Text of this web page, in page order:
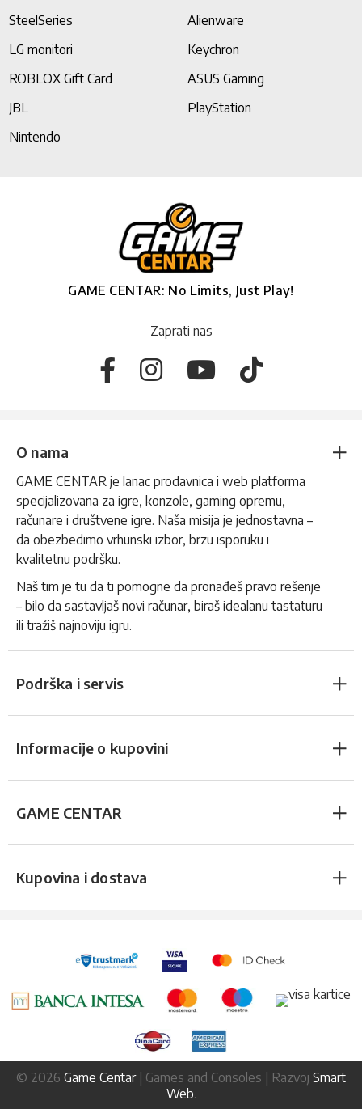
SteelSeries
Alienware
LG monitori
Keychron
ROBLOX Gift Card
ASUS Gaming
JBL
PlayStation
Nintendo
GAME CENTAR: No Limits, Just Play!
Zaprati nas
O nama
GAME CENTAR je lanac prodavnica i web platforma
specijalizovana za igre, konzole, gaming opremu,
računare i društvene igre. Naša misija je jednostavna –
da obezbedimo vrhunski izbor, brzu isporuku i
kvalitetnu podršku.
Naš tim je tu da ti pomogne da pronađeš pravo rešenje
– bilo da sastavljaš novi računar, biraš idealanu tastaturu
ili tražiš najnoviju igru.
Podrška i servis
Informacije o kupovini
GAME CENTAR
Kupovina i dostava
© 2026 Game Centar| Games and Consoles | Razvoj Smart
Web.